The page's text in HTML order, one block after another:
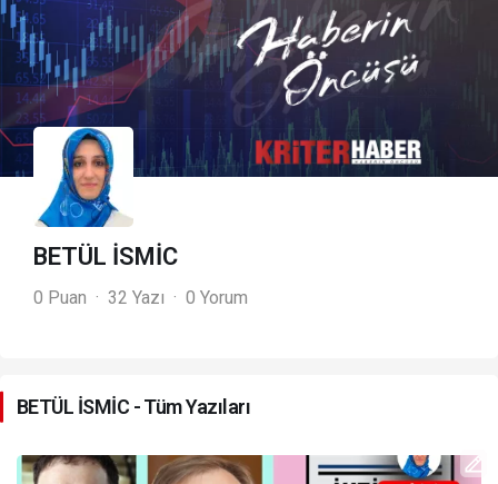
BETÜL İSMİC
0 Puan 32 Yazı 0 Yorum
BETÜL İSMİC - Tüm Yazıları